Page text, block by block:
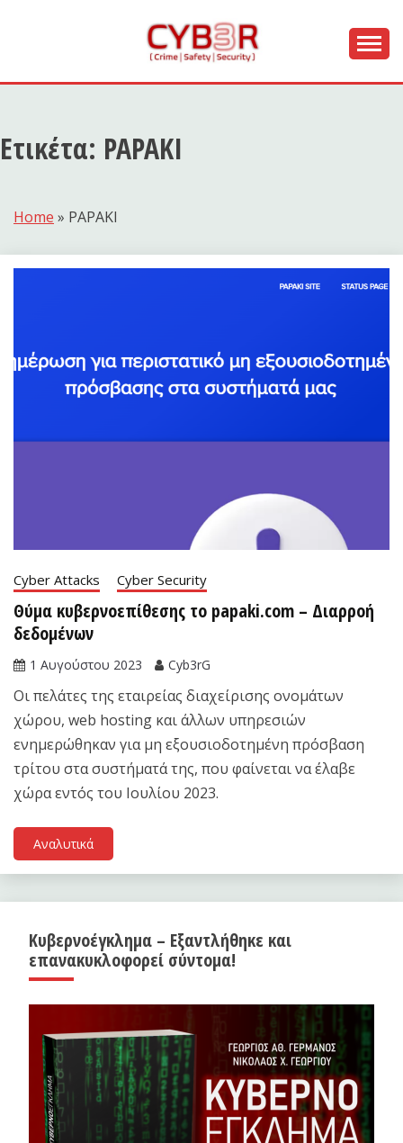
CYB3R
Ετικέτα: PAPAKI
Home » PAPAKI
Cyber Attacks Cyber Security
Θύμα κυβερνοεπίθεσης το papaki.com – Διαρροή
δεδομένων
1 Αυγούστου 2023 Cyb3rG
Οι πελάτες της εταιρείας διαχείρισης ονομάτων
χώρου, web hosting και άλλων υπηρεσιών
ενημερώθηκαν για μη εξουσιοδοτημένη πρόσβαση
τρίτου στα συστήματά της, που φαίνεται να έλαβε
χώρα εντός του Ιουλίου 2023.
Αναλυτικά
Κυβερνοέγκλημα – Εξαντλήθηκε και
επανακυκλοφορεί σύντομα!